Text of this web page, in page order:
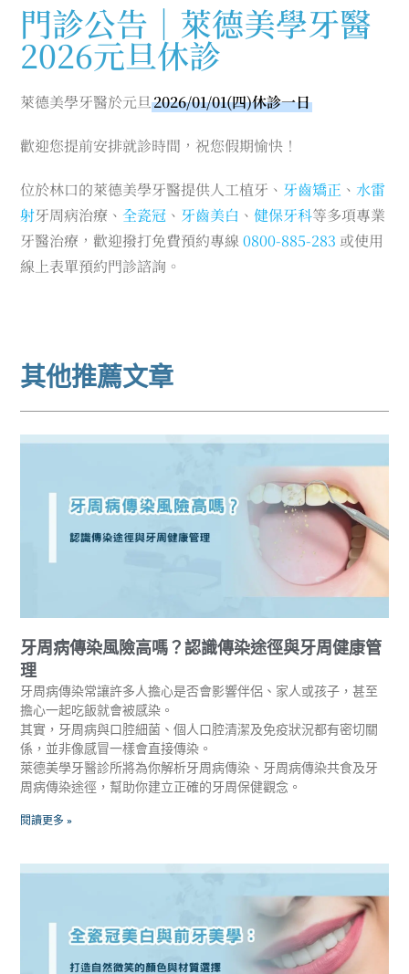
門診公告｜萊德美學牙醫
2026元旦休診
萊德美學牙醫於元旦2026/01/01(四)休診一日
歡迎您提前安排就診時間，祝您假期愉快！
位於林口的萊德美學牙醫提供人工植牙、 牙齒矯正 、 水雷
射牙周病治療、全瓷冠 、 牙齒美白 、健保牙科等多項專業
牙醫治療，歡迎撥打免費預約專線0800-885-283 或使用
線上表單預約門診諮詢。
其他推薦文章
牙周病傳染風險高嗎？認識傳染途徑與牙周健康管
理
牙周病傳染常讓許多人擔心是否會影響伴侶、家人或孩子，甚至
擔心一起吃飯就會被感染。
其實，牙周病與口腔細菌、個人口腔清潔及免疫狀況都有密切關
係，並非像感冒一樣會直接傳染。
萊德美學牙醫診所將為你解析牙周病傳染、牙周病傳染共食及牙
周病傳染途徑，幫助你建立正確的牙周保健觀念。
閱讀更多 »